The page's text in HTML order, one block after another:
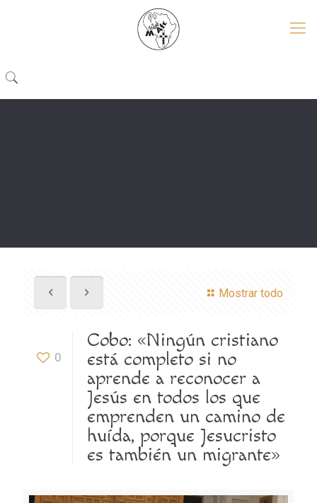
Mostrar todo
0
Cobo: «Ningún cristiano
está completo si no
aprende a reconocer a
Jesús en todos los que
emprenden un camino de
huída, porque Jesucristo
es también un migrante»